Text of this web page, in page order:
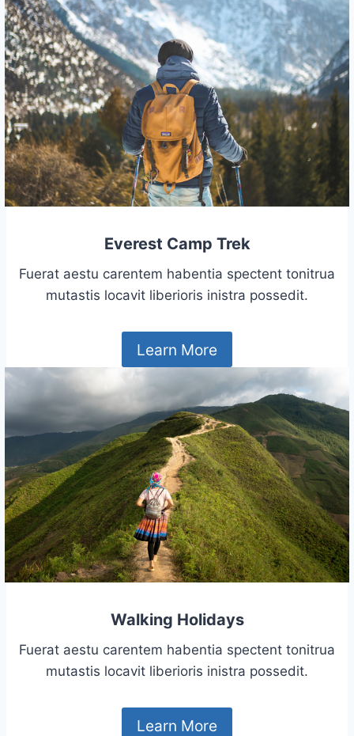
Everest Camp Trek
Fuerat aestu carentem habentia spectent tonitrua
mutastis locavit liberioris inistra possedit.
Learn More
Walking Holidays
Fuerat aestu carentem habentia spectent tonitrua
mutastis locavit liberioris inistra possedit.
Learn More